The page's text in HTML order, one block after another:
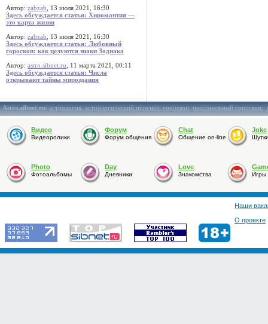
Автор: zabzab , 13 июля 2021, 16:30
Здесь обсуждается статья: Хиромантия —
это карта жизни
Автор: zabzab , 13 июля 2021, 16:30
Здесь обсуждается статья: Любовный
гороскоп: как целуются знаки Зодиака
Автор: astro.sibnet.ru , 11 марта 2021, 00:11
Здесь обсуждается статья: Числа
открывают тайны мироздания
Astro.sibnet.ru:астрология,астрологический прогноз,гороскоп,персональный гороскоп,
Видео
Видеоролики
Форум
Форум общения
Chat
Общение on-line
Joke
Photo
Фотоальбомы
Day
Дневники
Love
Знакомства Игры
Наши
О проекте